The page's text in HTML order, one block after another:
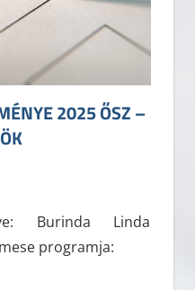
2025 ŐSZ –
Burinda Linda
programja: